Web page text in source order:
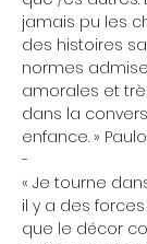
jamais pu les
des histoires
normes
amorales et
dans la
enfance. »
-
« Je tourne
il y a des
que le décor